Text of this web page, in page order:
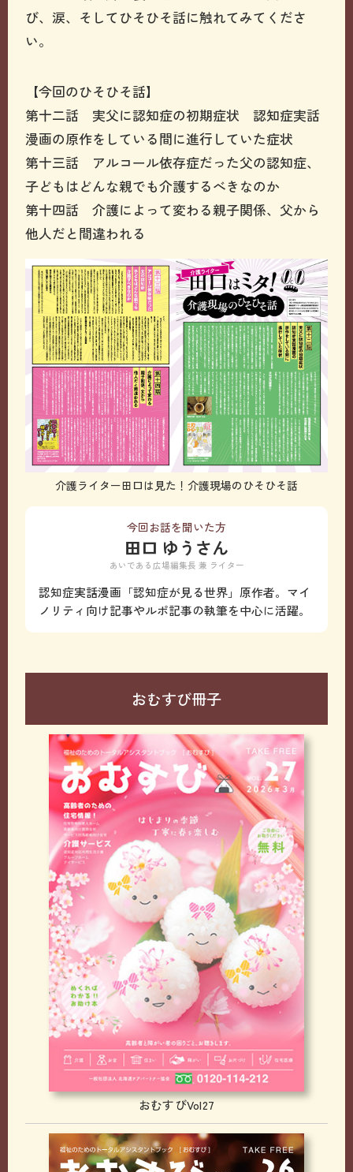
び、涙、そしてひそひそ話に触れてみてくださ
い。
【今回のひそひそ話】
第十二話 実父に認知症の初期症状 認知症実話
漫画の原作をしている間に進行していた症状
第十三話 アルコール依存症だった父の認知症、
子どもはどんな親でも介護するべきなのか
第十四話 介護によって変わる親子関係、父から
他人だと間違われる
介護ライター田口は見た！介護現場のひそひそ話
今回お話を聞いた方
田口 ゆうさん
あいである広場編集長 兼 ライター
認知症実話漫画「認知症が見る世界」原作者。マイ
ノリティ向け記事やルポ記事の執筆を中心に活躍。
おむすび冊子
おむすびVol27